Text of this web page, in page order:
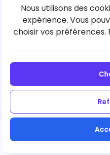
Créez votre première
+ Créer une
Nous utilisons des
expérience. Vous
choisir vos préférences.